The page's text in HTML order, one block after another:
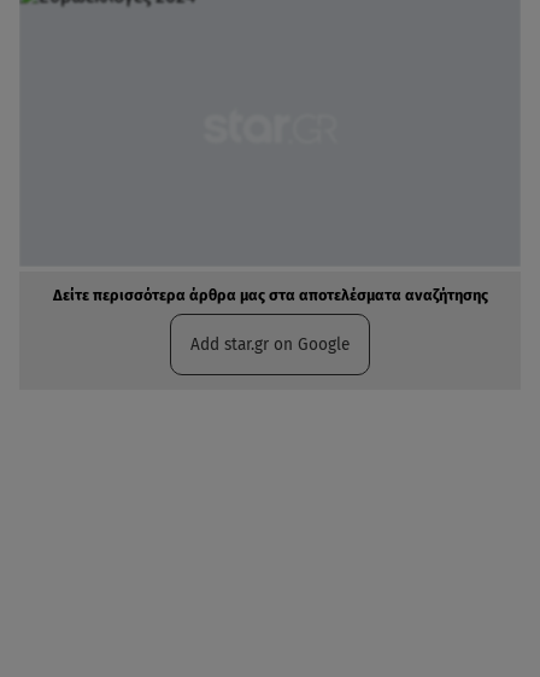
Δείτε περισσότερα άρθρα μας στα αποτελέσματα αναζήτησης
Add star.gr on Google